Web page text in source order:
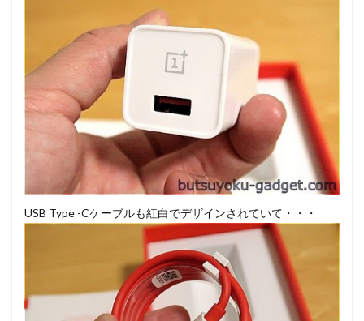
USB Type -Cケーブルも紅白でデザインされていて・・・